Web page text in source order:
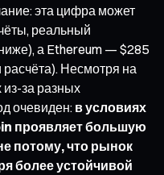
эта цифра может
реальный
а Ethereum — $285
расчёта). Несмотря на
за разных
очевиден: в условиях
проявляет большую
потому, что рынок
более устойчивой